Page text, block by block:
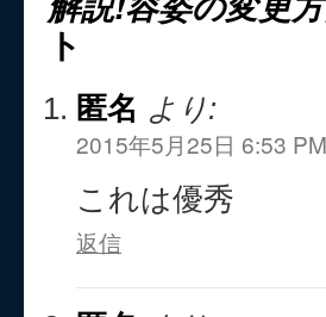
ト
匿名 より:
2015年5月25日 6:53 PM
これは優秀
返信